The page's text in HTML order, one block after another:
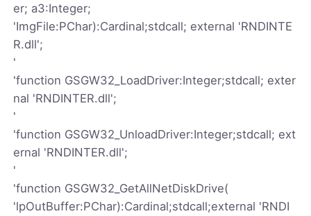
er; a3:Integer;
'ImgFile:PChar):Cardinal;stdcall; external 'RNDINTE
R.dll';
'
'function GSGW32_LoadDriver:Integer;stdcall; exter
nal 'RNDINTER.dll';
'
'function GSGW32_UnloadDriver:Integer;stdcall; ext
ernal 'RNDINTER.dll';
'
'function GSGW32_GetAllNetDiskDrive(
'lpOutBuffer:PChar):Cardinal;stdcall;external 'RNDI